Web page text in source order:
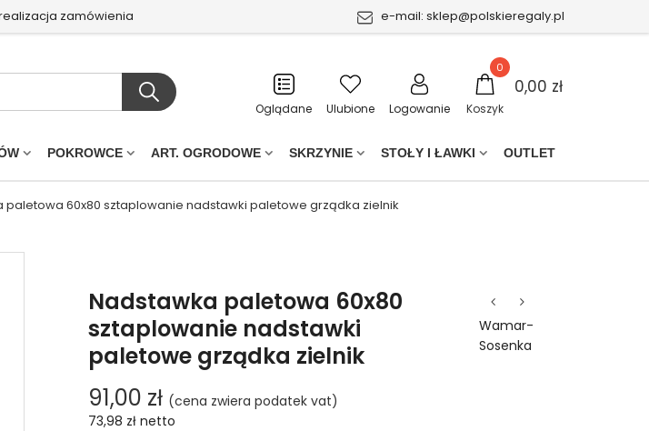
zamówienia e-mail: sklep@polskieregaly.pl
Oglądane Ulubione Logowanie Koszyk
0
0,00 zł
POKROWCE ART. OGRODOWE SKRZYNIE STOŁY I ŁAWKI OUTLET
paletowa 60x80 sztaplowanie nadstawki paletowe grządka zielnik
Nadstawka paletowa 60x80
sztaplowanie nadstawki
paletowe grządka zielnik
Wamar-
Sosenka
91,00 zł (cena zwiera podatek vat)
73,98 zł netto